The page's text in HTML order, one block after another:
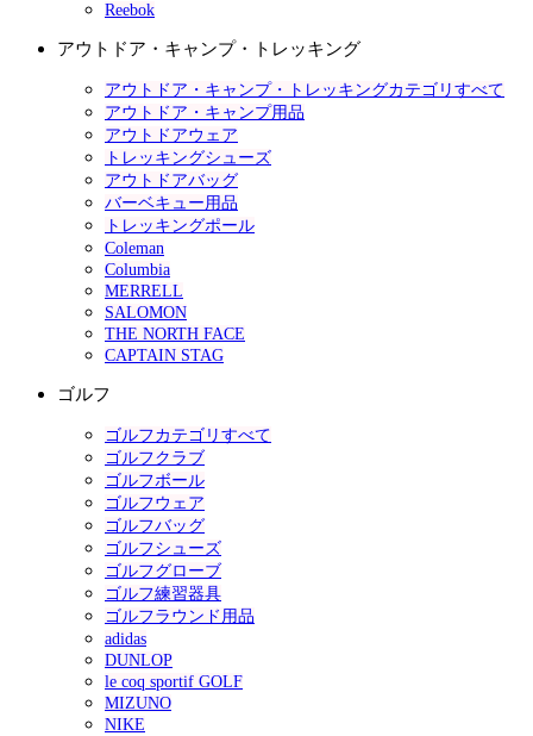
Reebok
アウトドア・キャンプ・トレッキング
アウトドア・キャンプ・トレッキングカテゴリすべて
アウトドア・キャンプ用品
アウトドアウェア
トレッキングシューズ
アウトドアバッグ
バーベキュー用品
トレッキングポール
Coleman
Columbia
MERRELL
SALOMON
THE NORTH FACE
CAPTAIN STAG
ゴルフ
ゴルフカテゴリすべて
ゴルフクラブ
ゴルフボール
ゴルフウェア
ゴルフバッグ
ゴルフシューズ
ゴルフグローブ
ゴルフ練習器具
ゴルフラウンド用品
adidas
DUNLOP
le coq sportif GOLF
MIZUNO
NIKE